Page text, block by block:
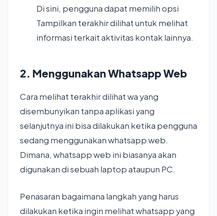
Di sini, pengguna dapat memilih opsi
Tampilkan terakhir dilihat untuk melihat
informasi terkait aktivitas kontak lainnya.
2. Menggunakan Whatsapp Web
Cara melihat terakhir dilihat wa yang
disembunyikan tanpa aplikasi yang
selanjutnya ini bisa dilakukan ketika pengguna
sedang menggunakan whatsapp web.
Dimana, whatsapp web ini biasanya akan
digunakan di sebuah laptop ataupun PC.
Penasaran bagaimana langkah yang harus
dilakukan ketika ingin melihat whatsapp yang